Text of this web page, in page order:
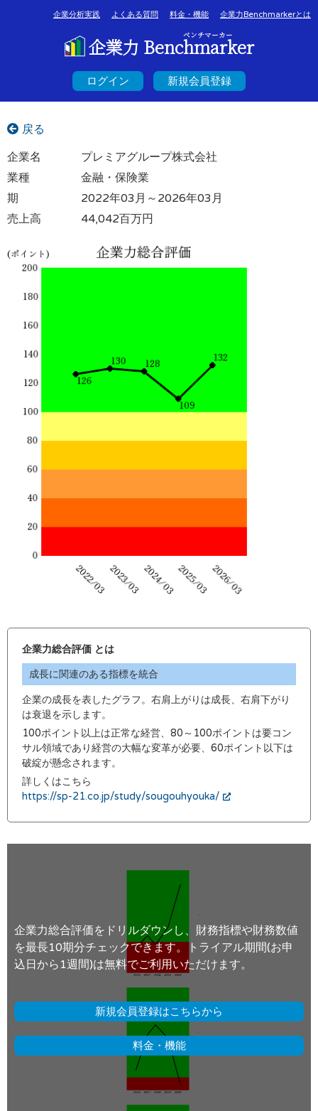
企業分析実践 よくある質問 料金・機能 企業力Benchmarkerとは
ベンチマーカー
企業力 Benchmarker
ログイン 新規会員登録
戻る
企業名
プレミアグループ株式会社
業種
金融・保険業
期
2022年03月～2026年03月
売上高
44,042百万円
企業力総合評価 とは
成長に関連のある指標を統合
企業の成長を表したグラフ。右肩上がりは成長、右肩下がり
は衰退を示します。
100ポイント以上は正常な経営、80～100ポイントは要コン
サル領域であり経営の大幅な変革が必要、60ポイント以下は
破綻が懸念されます。
詳しくはこちら
https://sp-21.co.jp/study/sougouhyouka/
企業力総合評価をドリルダウンし、財務指標や財務数値
を最長10期分チェックできます。トライアル期間(お申
込日から1週間)は無料でご利用いただけます。
新規会員登録はこちらから
料金・機能